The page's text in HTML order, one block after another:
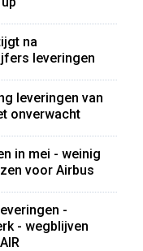
na
leveringen
leveringen van
onverwacht
in mei - weinig
voor Airbus
-
- wegblijven